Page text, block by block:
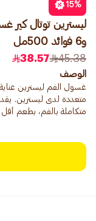
15%
ليسترين توتال كير
و6 فوائد 500مل
45.38
38.57
الوصف
غسول الفم ليسترين عناية
متكاملة بالفم، بطعم أقل